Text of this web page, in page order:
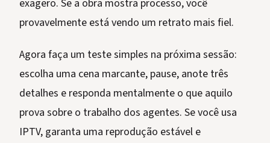
exagero. Se a obra mostra processo, você
provavelmente está vendo um retrato mais fiel.
Agora faça um teste simples na próxima sessão:
escolha uma cena marcante, pause, anote três
detalhes e responda mentalmente o que aquilo
prova sobre o trabalho dos agentes. Se você usa
IPTV, garanta uma reprodução estável e